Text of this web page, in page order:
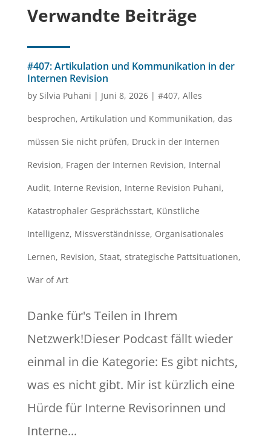
Verwandte Beiträge
#407: Artikulation und Kommunikation in der
Internen Revision
by Silvia Puhani | Juni 8, 2026| #407, Alles
besprochen, Artikulation und Kommunikation, das
müssen Sie nicht prüfen, Druck in der Internen
Revision, Fragen der Internen Revision, Internal
Audit, Interne Revision, Interne Revision Puhani,
Katastrophaler Gesprächsstart, Künstliche
Intelligenz, Missverständnisse, Organisationales
Lernen, Revision, Staat, strategische Pattsituationen,
War of Art
Danke für's Teilen in Ihrem
Netzwerk!Dieser Podcast fällt wieder
einmal in die Kategorie: Es gibt nichts,
was es nicht gibt. Mir ist kürzlich eine
Hürde für Interne Revisorinnen und
Interne...